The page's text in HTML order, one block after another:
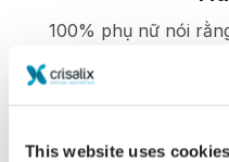
This website uses cookies
100% phụ nữ nói
hài lòng với phẫu
ảnh mô phỏng 3D